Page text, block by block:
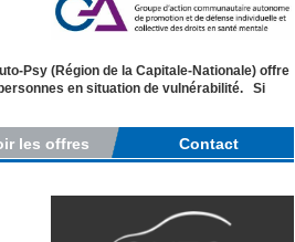
Psy (Région de la Capitale-Nationale) offre
en situation de vulnérabilité. Si
les offres Contact